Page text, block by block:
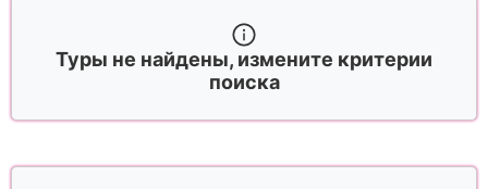
Туры не найдены, измените критерии
поиска